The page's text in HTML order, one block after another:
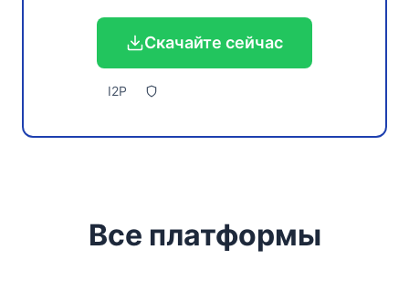
Скачайте сейчас
I2P
Все платформы